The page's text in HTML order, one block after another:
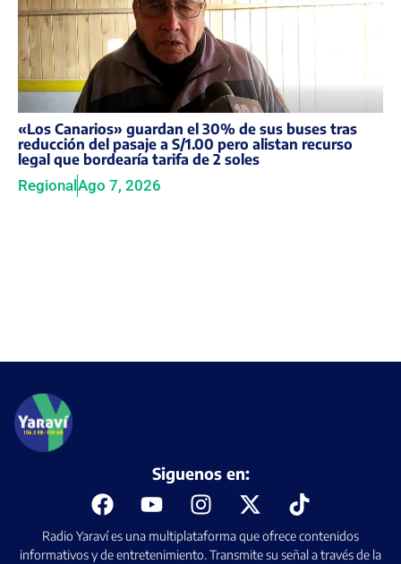
«Los Canarios» guardan el 30% de sus buses tras
reducción del pasaje a S/1.00 pero alistan recurso
legal que bordearía tarifa de 2 soles
Regional Ago 7, 2026
Radio Yaraví es una multiplataforma que ofrece contenidos
informativos y de entretenimiento. Transmite su señal a través de la
Siguenos en: